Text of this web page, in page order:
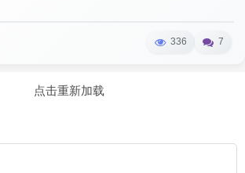
336 7
点击重新加载